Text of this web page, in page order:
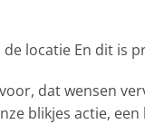
locatie En dit is
dat wensen
blikjes actie,